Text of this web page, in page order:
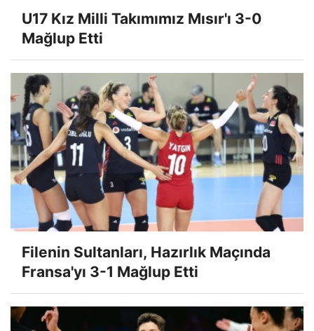
U17 Kız Milli Takımımız Mısır'ı 3-0
Mağlup Etti
Filenin Sultanları, Hazırlık Maçında
Fransa'yı 3-1 Mağlup Etti